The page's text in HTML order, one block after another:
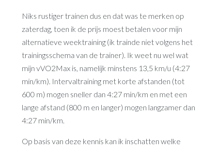
Niks rustiger trainen dus en dat was te merken op
zaterdag, toen ik de prijs moest betalen voor mijn
alternatieve weektraining (ik trainde niet volgens het
trainingsschema van de trainer). Ik weet nu wel wat
mijn vVO2Max is, namelijk minstens 13,5 km/u (4:27
min/km). Intervaltraining met korte afstanden (tot
600 m) mogen sneller dan 4:27 min/km en met een
lange afstand (800 m en langer) mogen langzamer dan
4:27 min/km.
Op basis van deze kennis kan ik inschatten welke